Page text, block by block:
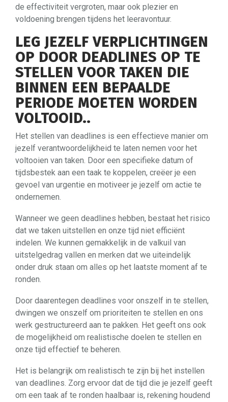
de effectiviteit vergroten, maar ook plezier en
voldoening brengen tijdens het leeravontuur.
LEG JEZELF VERPLICHTINGEN
OP DOOR DEADLINES OP TE
STELLEN VOOR TAKEN DIE
BINNEN EEN BEPAALDE
PERIODE MOETEN WORDEN
VOLTOOID..
Het stellen van deadlines is een effectieve manier om
jezelf verantwoordelijkheid te laten nemen voor het
voltooien van taken. Door een specifieke datum of
tijdsbestek aan een taak te koppelen, creëer je een
gevoel van urgentie en motiveer je jezelf om actie te
ondernemen.
Wanneer we geen deadlines hebben, bestaat het risico
dat we taken uitstellen en onze tijd niet efficiënt
indelen. We kunnen gemakkelijk in de valkuil van
uitstelgedrag vallen en merken dat we uiteindelijk
onder druk staan om alles op het laatste moment af te
ronden.
Door daarentegen deadlines voor onszelf in te stellen,
dwingen we onszelf om prioriteiten te stellen en ons
werk gestructureerd aan te pakken. Het geeft ons ook
de mogelijkheid om realistische doelen te stellen en
onze tijd effectief te beheren.
Het is belangrijk om realistisch te zijn bij het instellen
van deadlines. Zorg ervoor dat de tijd die je jezelf geeft
om een taak af te ronden haalbaar is, rekening houdend